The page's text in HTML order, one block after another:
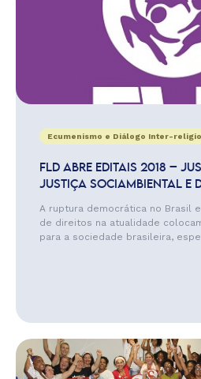
Ecumenismo e Diálogo Inter-
FLD ABRE EDITAIS 2018 –
JUSTIÇA SOCIAMBIENTAL E
A ruptura democrática no Brasil
de direitos na atualidade
para a sociedade brasileira,